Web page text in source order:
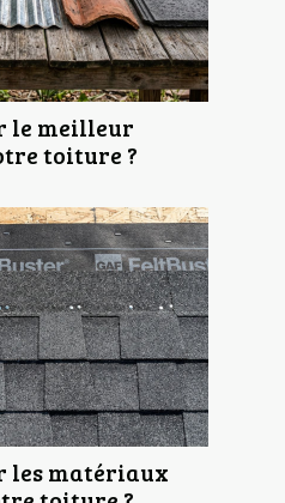
le meilleur
toiture ?
les matériaux